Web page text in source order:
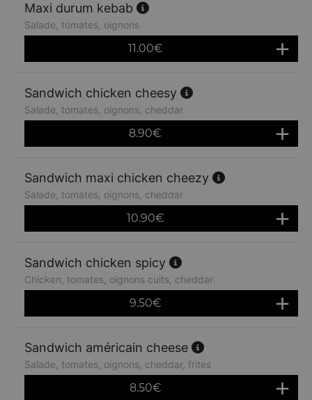
Maxi durum kebab
Salade, tomates, oignons
11.00€
Sandwich chicken cheesy
Salade, tomates, oignons, cheddar
8.90€
Sandwich maxi chicken cheezy
Salade, tomates, oignons, cheddar
10.90€
Sandwich chicken spicy
Chicken, tomates, oignons cuits, cheddar
9.50€
Sandwich américain cheese
Salade, tomates, oignons, cheddar, frites
8.50€